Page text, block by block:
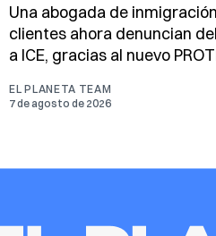
Una abogada de
clientes ahora denuncian
a ICE, gracias al nuevo
EL PLANETA TEAM
7 de agosto de 2026